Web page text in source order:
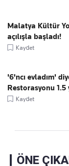
Malatya Kültür
açılışla başladı!
Kaydet
'6'ncı evladım'
Restorasyonu 1.5
Kaydet
ÖNE